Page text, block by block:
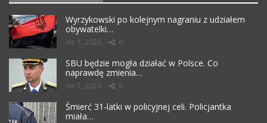
Wyrzykowski po kolejnym nagraniu z udziałem
obywatelki…
sie 1, 2026 0
SBU będzie mogła działać w Polsce. Co
naprawdę zmienia…
sie 1, 2026 0
Śmierć 31-latki w policyjnej celi. Policjantka
miała…